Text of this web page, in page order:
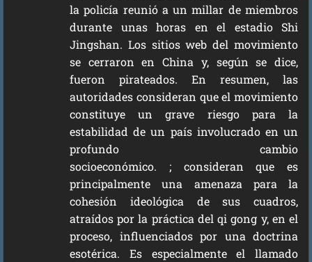
la policía reunió a un millar de miembros
durante unas horas en el estadio Shi
Jingshan. Los sitios web del movimiento
se cerraron en China y, según se dice,
fueron pirateados. En resumen, las
autoridades consideran que el movimiento
constituye un grave riesgo para la
estabilidad de un país involucrado en un
profundo cambio
socioeconómico. ; consideran que es
principalmente una amenaza para la
cohesión ideológica de sus cuadros,
atraídos por la práctica del qi gong y, en el
proceso, influenciados por una doctrina
esotérica. Es especialmente el llamado